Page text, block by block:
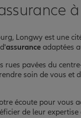
Longwy est une
assurance adaptées
rues pavées du
soin de vous et
écoute pour
de leur expertise